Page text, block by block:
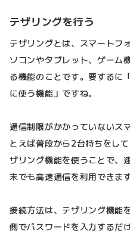
テザリングを行う
テザリングとは、スマートフ
ソコンやタブレット、ゲーム
る機能のことです。要するに
に使う機能」ですね。
通信制限がかかっていないス
とえば普段から2台持ちをし
ザリング機能を使うことで、
末でも高速通信を利用できます
接続方法は、テザリング機能
側でパスワードを入力するだ